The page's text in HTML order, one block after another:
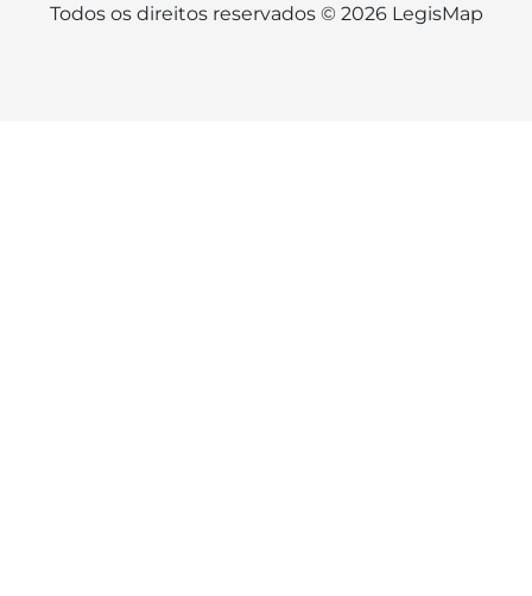
Todos os direitos reservados © 2026 LegisMap